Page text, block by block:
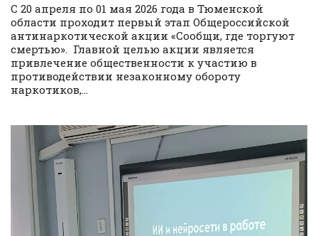
С 20 апреля по 01 мая 2026 года в Тюменской
области проходит первый этап Общероссийской
антинаркотической акции «Сообщи, где торгуют
смертью». Главной целью акции является
привлечение общественности к участию в
противодействии незаконному обороту
наркотиков,...